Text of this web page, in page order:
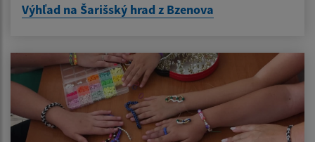
Výhľad na Šarišský hrad z Bzenova